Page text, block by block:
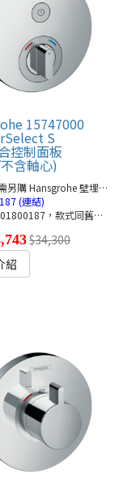
15747000
S
控制面板
含軸心)
★本產品需另購 Hansgrohe 壁埋軸心管線盒ibox🔗
(連結)
，款式同舊型號01800180
$34,300
紹